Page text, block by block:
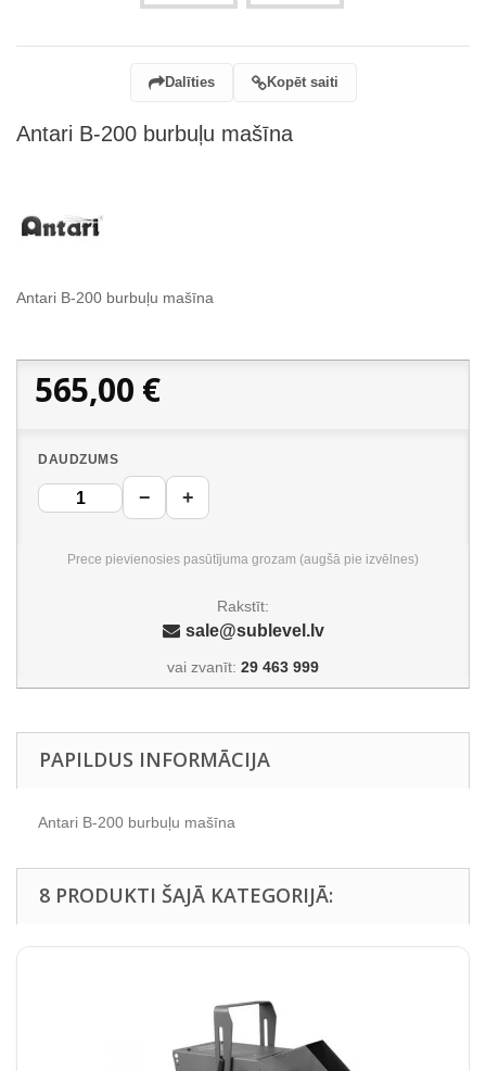
Dalīties Kopēt saiti
Antari B-200 burbuļu mašīna
Antari B-200 burbuļu mašīna
565,00 €
DAUDZUMS
− +
Prece pievienosies pasūtījuma grozam (augšā pie izvēlnes)
Rakstīt:
sale@sublevel.lv
vai zvanīt: 29 463 999
PAPILDUS INFORMĀCIJA
Antari B-200 burbuļu mašīna
8 PRODUKTI ŠAJĀ KATEGORIJĀ: